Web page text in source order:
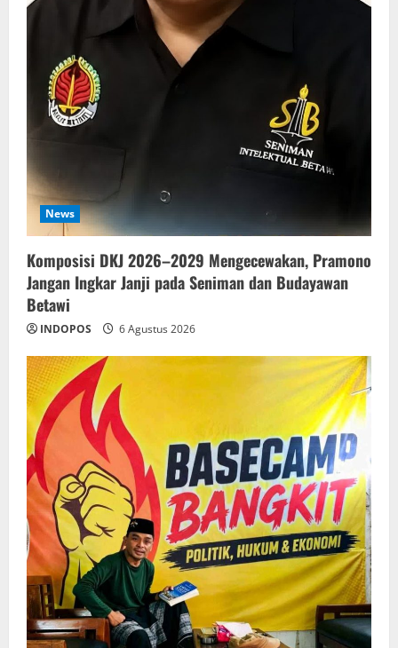
News
Komposisi DKJ 2026–2029 Mengecewakan, Pramono
Jangan Ingkar Janji pada Seniman dan Budayawan
Betawi
INDOPOS 6 Agustus 2026